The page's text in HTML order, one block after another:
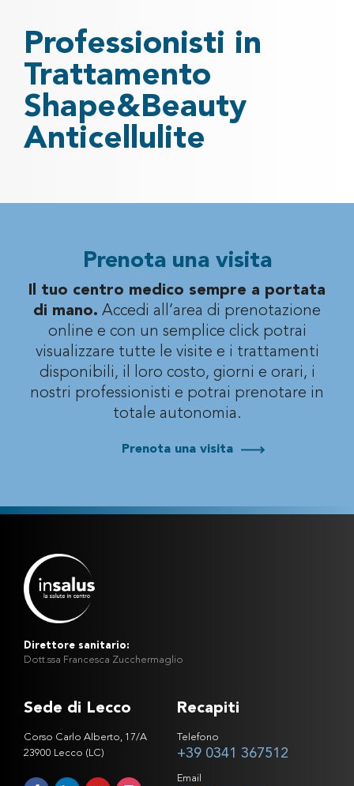
Professionisti in
Trattamento
Shape&Beauty
Anticellulite
Prenota una visita
Il tuo centro medico sempre a portata
di mano. Accedi all’area di prenotazione
online e con un semplice click potrai
visualizzare tutte le visite e i trattamenti
disponibili, il loro costo, giorni e orari, i
nostri professionisti e potrai prenotare in
totale autonomia.
Prenota una visita
Direttore sanitario:
Dott.ssa Francesca Zucchermaglio
Sede di Lecco
Corso Carlo Alberto, 17/A
23900 Lecco (LC)
Recapiti
Telefono
+39 0341 367512
Email